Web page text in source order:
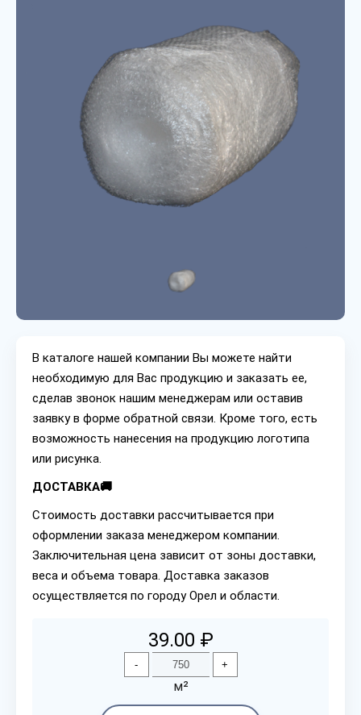
В каталоге нашей компании Вы можете найти
необходимую для Вас продукцию и заказать ее,
сделав звонок нашим менеджерам или оставив
заявку в форме обратной связи. Кроме того, есть
возможность нанесения на продукцию логотипа
или рисунка.
ДОСТАВКА🚚
Стоимость доставки рассчитывается при
оформлении заказа менеджером компании.
Заключительная цена зависит от зоны доставки,
веса и объема товара. Доставка заказов
осуществляется по городу Орел и области.
39.00 ₽
- +
м²